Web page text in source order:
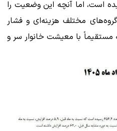
درصد رسیده است، اما آنچه این وضعیت را
مختلف هزینه‌ای و فشار
با معیشت خانوار سر و